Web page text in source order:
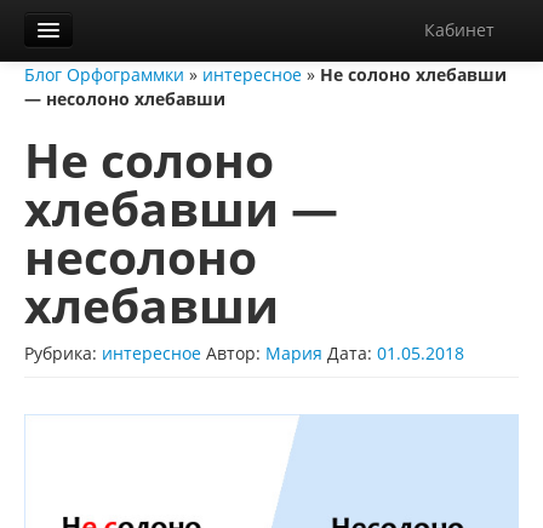
Кабинет
Орфограммка
Блог
О нас
Контакты
Справка
Диктанты
Блог Орфограммки » интересное » Не солоно хлебавши
— несолоно хлебавши
Не солоно
хлебавши —
несолоно
хлебавши
Рубрика: интересное Автор: Мария Дата: 01.05.2018